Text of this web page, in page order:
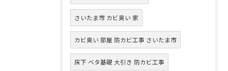
さいたま市 カビ臭い 家
カビ臭い 部屋 防カビ工事 さいたま市
床下 ベタ基礎 大引き 防カビ工事